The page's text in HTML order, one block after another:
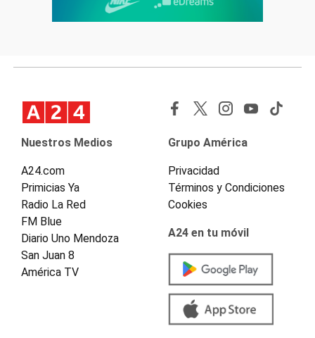
Nuestros Medios
A24.com
Primicias Ya
Radio La Red
FM Blue
Diario Uno Mendoza
San Juan 8
América TV
Grupo América
Privacidad
Términos y Condiciones
Cookies
A24 en tu móvil